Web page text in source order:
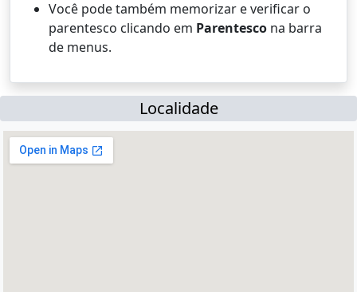
Você pode também memorizar e verificar o
parentesco clicando em Parentesco na barra
de menus.
Localidade